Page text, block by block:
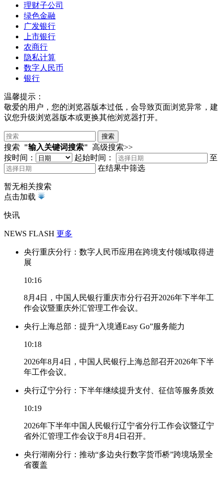
理财子公司
绿色金融
广发银行
上市银行
农商行
隐私计算
数字人民币
银行
温馨提示：
敬爱的用户，您的浏览器版本过低，会导致页面浏览异常，建
议您升级浏览器版本或更换其他浏览器打开。
搜索 "输入关键词搜索" 高级搜索>>
按时间：
起始时间：
至
在结果中筛选
暂无相关搜索
点击加载
快讯
NEWS FLASH 更多
央行重庆分行：数字人民币应用在跨境支付领域取得进
展
10:16
8月4日，中国人民银行重庆市分行召开2026年下半年工
作会议暨重庆外汇管理工作会议。
央行上海总部：提升“入境通Easy Go”服务能力
10:18
2026年8月4日，中国人民银行上海总部召开2026年下半
年工作会议。
央行辽宁分行：下半年继续提升支付、征信等服务质效
10:19
2026年下半年中国人民银行辽宁省分行工作会议暨辽宁
省外汇管理工作会议于8月4日召开。
央行湖南分行：推动“多边央行数字货币桥”跨境场景全
省覆盖